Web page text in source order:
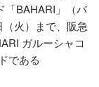
「BAHARI」（バ
火）まで、阪急
ガルーシャコ
である